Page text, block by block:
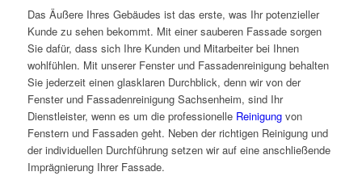
Das Äußere Ihres Gebäudes ist das erste, was Ihr potenzieller
Kunde zu sehen bekommt. Mit einer sauberen Fassade sorgen
Sie dafür, dass sich Ihre Kunden und Mitarbeiter bei Ihnen
wohlfühlen. Mit unserer Fenster und Fassadenreinigung behalten
Sie jederzeit einen glasklaren Durchblick, denn wir von der
Fenster und Fassadenreinigung Sachsenheim, sind Ihr
Dienstleister, wenn es um die professionelle Reinigung von
Fenstern und Fassaden geht. Neben der richtigen Reinigung und
der individuellen Durchführung setzen wir auf eine anschließende
Imprägnierung Ihrer Fassade.